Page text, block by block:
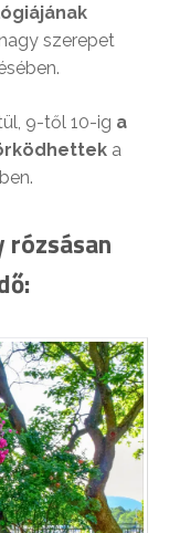
szerepet
9-től 10-ig a
a
rózsásan